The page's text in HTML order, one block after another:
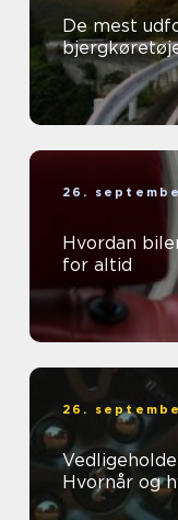
De mest
26.
Hvordan
for altid
26.
Hvornår og